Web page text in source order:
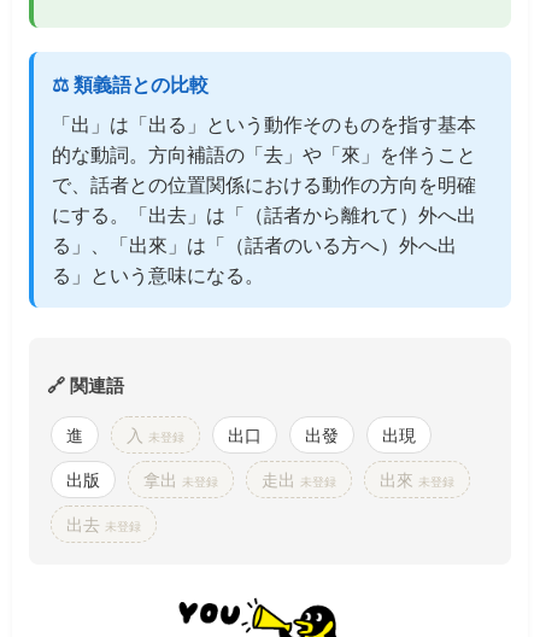
⚖️ 類義語との比較
「出」は「出る」という動作そのものを指す基本
的な動詞。方向補語の「去」や「來」を伴うこと
で、話者との位置関係における動作の方向を明確
にする。「出去」は「（話者から離れて）外へ出
る」、「出來」は「（話者のいる方へ）外へ出
る」という意味になる。
🔗 関連語
進 入 未登録 出口 出發
出現
出版
拿出 未登録 走出 未登録 出來 未登録
出去 未登録